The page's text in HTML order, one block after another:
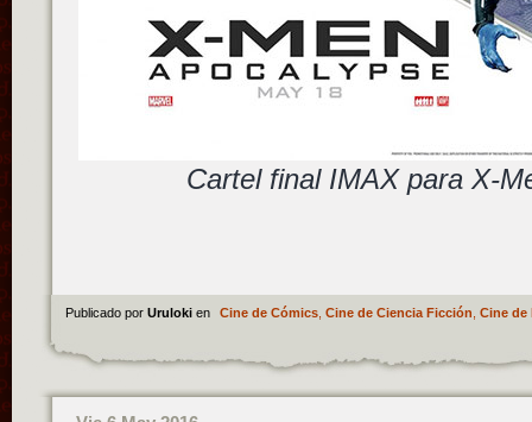
Cartel final IMAX para X-
Publicado por Uruloki en Cine de Cómics, Cine de Ciencia Ficción Cine de